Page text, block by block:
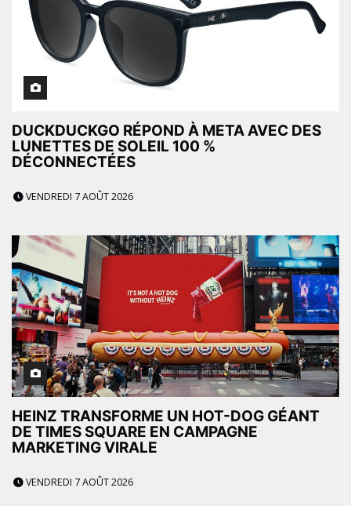
DUCKDUCKGO RÉPOND À META AVEC DES
LUNETTES DE SOLEIL 100 %
DÉCONNECTÉES
VENDREDI 7 AOÛT 2026
HEINZ TRANSFORME UN HOT-DOG GÉANT
DE TIMES SQUARE EN CAMPAGNE
MARKETING VIRALE
VENDREDI 7 AOÛT 2026